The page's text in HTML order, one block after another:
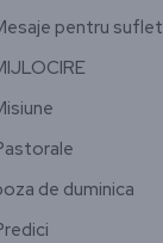
pentru suflet
de duminica